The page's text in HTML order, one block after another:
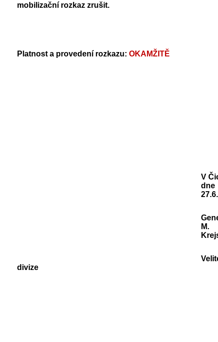
mobilizační rozkaz zrušit.
Platnost a provedení rozkazu: OKAMŽITĚ
V
dne
M.
divize